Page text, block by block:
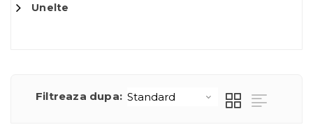
Unelte
Filtreaza dupa: